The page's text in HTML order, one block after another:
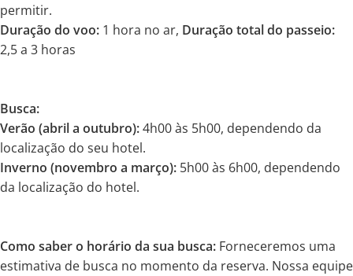
permitir.
Duração do voo: 1 hora no ar, Duração total do passeio:
2,5 a 3 horas
Busca:
Verão (abril a outubro):4h00 às 5h00, dependendo da
localização do seu hotel.
Inverno (novembro a março): 5h00 às 6h00, dependendo
da localização do hotel.
Como saber o horário da sua busca: Forneceremos uma
estimativa de busca no momento da reserva. Nossa equipe